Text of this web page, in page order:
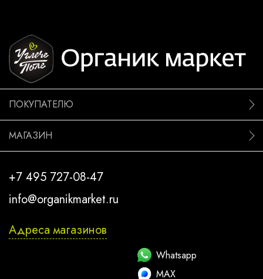
ПОКУПАТЕЛЮ
МАГАЗИН
+7 495 727-08-47
info@organikmarket.ru
Адреса магазинов
Whatsapp
MAX